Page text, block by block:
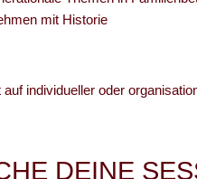
mit Historie
auf individueller oder
DEINE